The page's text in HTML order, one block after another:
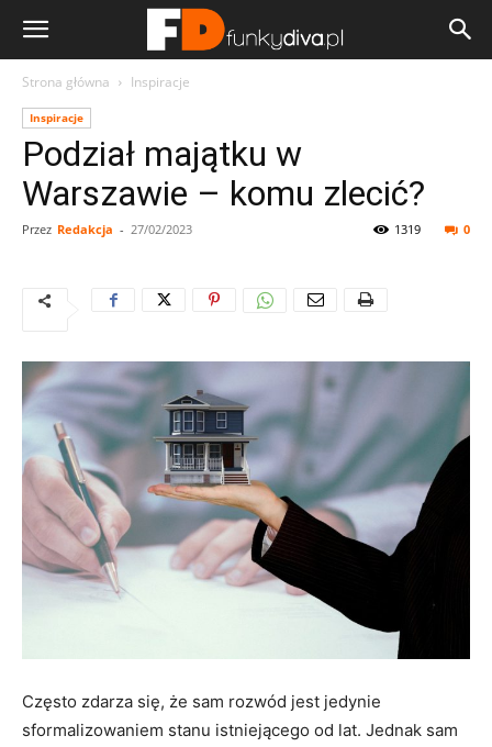
Strona główna Inspiracje
Inspiracje
Podział majątku w
Warszawie – komu zlecić?
Przez Redakcja - 27/02/2023 0
1319
Często zdarza się, że sam rozwód jest jedynie
sformalizowaniem stanu istniejącego od lat. Jednak sam